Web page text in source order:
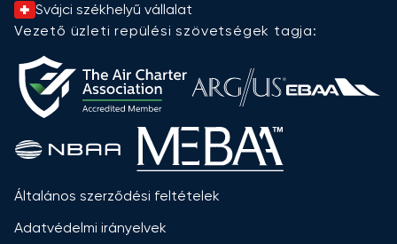
Svájci székhelyű vállalat
Vezető üzleti repülési szövetségek tagja:
Általános szerződési feltételek
Adatvédelmi irányelvek